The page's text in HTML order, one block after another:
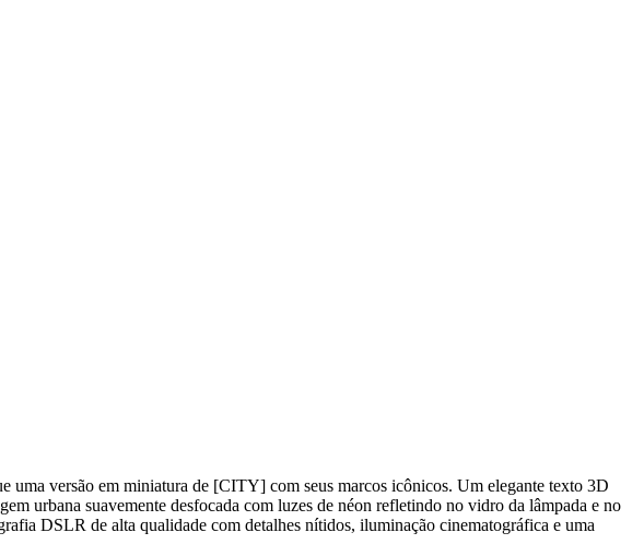
uma versão em miniatura de [CITY] com seus marcos icônicos. Um elegante texto 3D
urbana suavemente desfocada com luzes de néon refletindo no vidro da lâmpada e no
DSLR de alta qualidade com detalhes nítidos, iluminação cinematográfica e uma